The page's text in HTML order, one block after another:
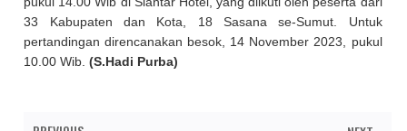
33 Kabupaten dan Kota, 18 Sasana se-Sumut. Untuk
pertandingan direncanakan besok, 14 November 2023, pukul
10.00 Wib.(S.Hadi Purba)